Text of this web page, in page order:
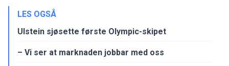
LES OGSÅ
Ulstein sjøsette første Olympic-skipet
– Vi ser at marknaden jobbar med oss